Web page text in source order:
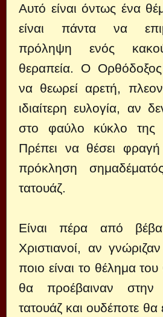
Αυτό είναι όντως ένα
είναι πάντα να
πρόληψη ενός
θεραπεία. Ο Ορθόδοξος
να θεωρεί αρετή,
ιδιαίτερη ευλογία, αν
στο φαύλο κύκλο της
Πρέπει να θέσει
πρόκληση
τατουάζ.
Είναι πέρα από
Χριστιανοί, αν
ποιο είναι το θέλημα
θα προέβαιναν στην
τατουάζ και ουδέποτε